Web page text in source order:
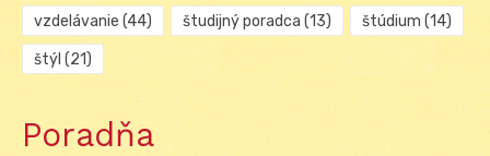
vzdelávanie (44) študijný poradca (13) štúdium (14)
štýl (21)
Poradňa